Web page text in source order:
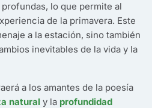
lo que permite al
de la primavera. Este
a la estación, sino también
inevitables de la vida y la
a los amantes de la poesía
natural y la profundidad